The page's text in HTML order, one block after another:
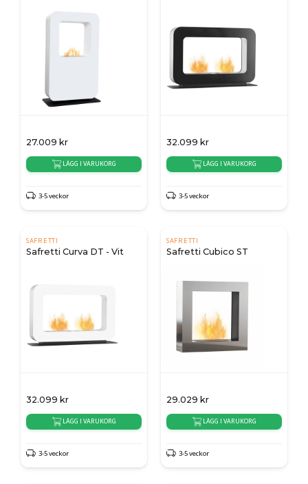
27.009 kr
LÄGG I VARUKORG
3-5 veckor
32.099 kr
LÄGG I VARUKORG
3-5 veckor
SAFRETTI
Safretti Curva DT - Vit
32.099 kr
LÄGG I VARUKORG
3-5 veckor
SAFRETTI
Safretti Cubico ST
29.029 kr
LÄGG I VARUKORG
3-5 veckor